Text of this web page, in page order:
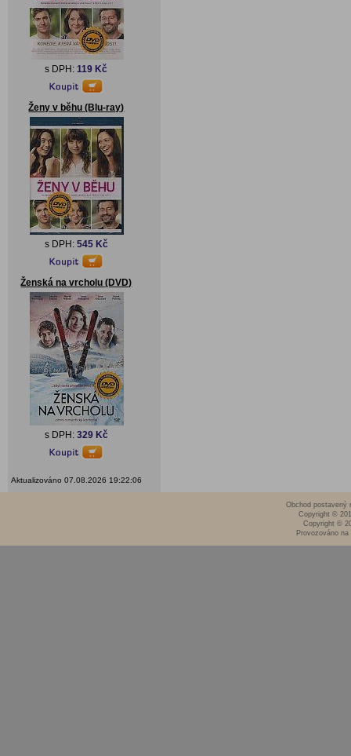
s DPH:119 Kč
Ženy v běhu (Blu-ray)
s DPH: 545 Kč
Ženská na vrcholu (DVD)
s DPH: 329 Kč
Aktualizováno 07.08.2026 19:22:06
Obchod postavený
Copyright ©
Copyright ©
Provozováno